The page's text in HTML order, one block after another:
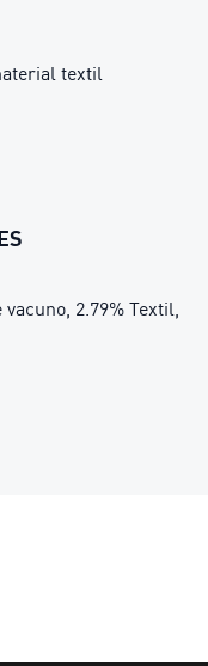
textil
2.79% Textil,